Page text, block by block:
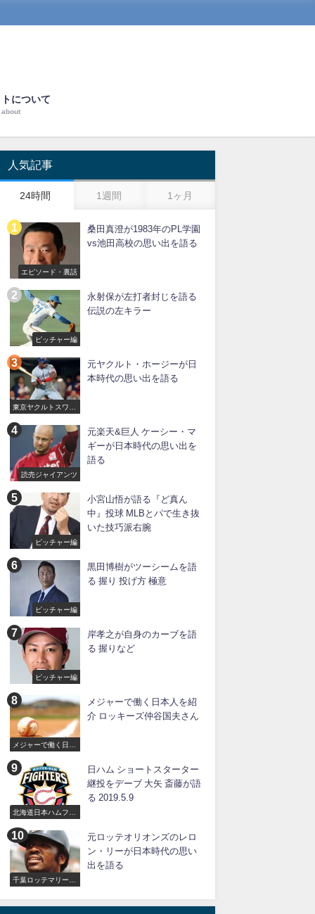
について
about
人気記事
24時間 1週間 1ヶ月
エピソード・裏話
桑田真澄が1983年のPL学園
vs池田高校の思い出を語る
ピッチャー編
永射保が左打者封じを語る
伝説の左キラー
東京ヤクルトスワロ
元ヤクルト・ホージーが日
本時代の思い出を語る
読売ジャイアンツ
元楽天&巨人 ケーシー・マ
ギーが日本時代の思い出を
語る
ピッチャー編
小宮山悟が語る『ど真ん
中』投球 MLBとパで生き抜
いた技巧派右腕
ピッチャー編
黒田博樹がツーシームを語
る 握り 投げ方 極意
ピッチャー編
岸孝之が自身のカーブを語
る 握りなど
メジャーで働く日本
メジャーで働く日本人を紹
介 ロッキーズ仲谷国夫さん
北海道日本ハムファ
日ハム ショートスターター
継投をデーブ 大矢 斎藤が語
る 2019.5.9
千葉ロッテマリーン
元ロッテオリオンズのレロ
ン・リーが日本時代の思い
出を語る